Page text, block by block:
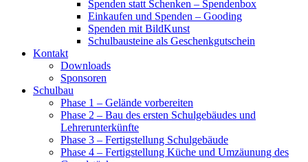
Spenden statt Schenken – Spendenbox
Einkaufen und Spenden – Gooding
Spenden mit BildKunst
Schulbausteine als Geschenkgutschein
Kontakt
Downloads
Sponsoren
Schulbau
Phase 1 – Gelände vorbereiten
Phase 2 – Bau des ersten Schulgebäudes und
Lehrerunterkünfte
Phase 3 – Fertigstellung Schulgebäude
Phase 4 – Fertigstellung Küche und Umzäunung des